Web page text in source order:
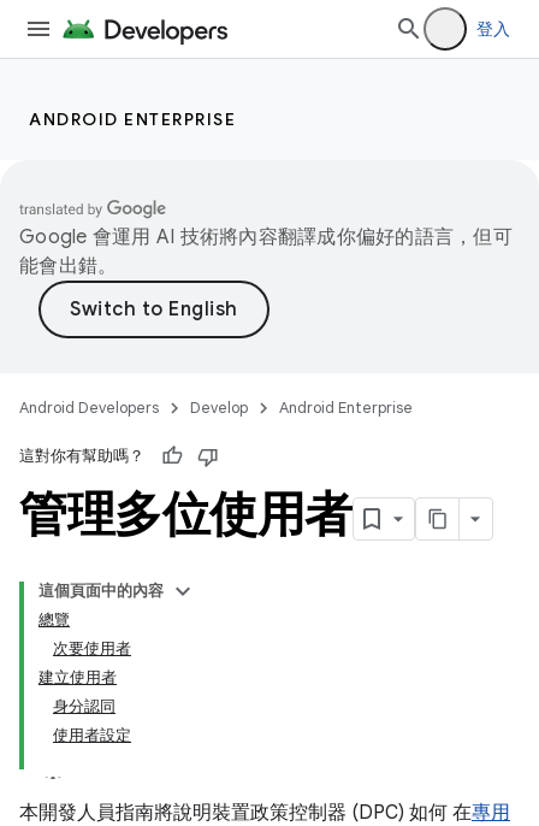
登入
ANDROID ENTERPRISE
Google 會運用 AI 技術將內容翻譯成你偏好的語言，但可
能會出錯。
Android Developers Develop Android Enterprise
這對你有幫助嗎？
管理多位使用者
這個頁面中的內容
總覽
次要使用者
建立使用者
身分認同
使用者設定
本開發人員指南將說明裝置政策控制器 (DPC) 如何 在專用